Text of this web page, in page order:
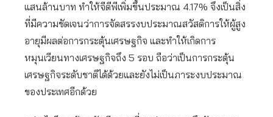
แสนล้านบาท ทำให้จีดีพีเพิ่มขึ้นประมาณ 4.17% จึงเป็นสิ่ง
ที่มีความชัดเจนว่าการจัดสรรงบประมาณสวัสดิการให้ผู้สูง
อายุมีผลต่อการกระตุ้นเศรษฐกิจ และทำให้เกิดการ
หมุนเวียนทางเศรษฐกิจถึง 5 รอบ ถือว่าเป็นการกระตุ้น
เศรษฐกิจระดับชาติได้ด้วยและยังไม่เป็นภาระงบประมาณ
ของประเทศอีกด้วย